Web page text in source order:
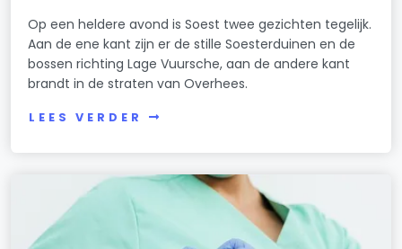
Op een heldere avond is Soest twee gezichten tegelijk.
Aan de ene kant zijn er de stille Soesterduinen en de
bossen richting Lage Vuursche, aan de andere kant
brandt in de straten van Overhees.
LEES VERDER